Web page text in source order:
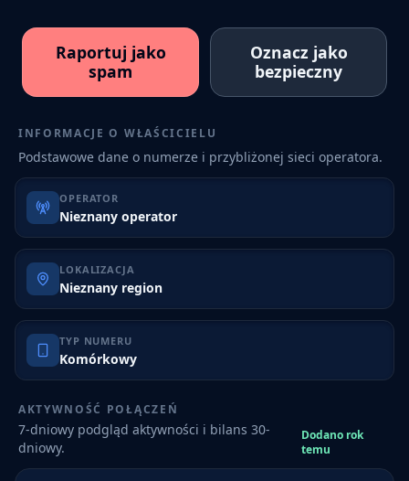
Raportuj jako
spam
Oznacz jako
bezpieczny
INFORMACJE O WŁAŚCICIELU
Podstawowe dane o numerze i przybliżonej sieci operatora.
OPERATOR
Nieznany operator
LOKALIZACJA
Nieznany region
TYP NUMERU
Komórkowy
AKTYWNOŚĆ POŁĄCZEŃ
7-dniowy podgląd aktywności i bilans 30-
dniowy.
Dodano rok
temu